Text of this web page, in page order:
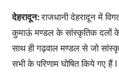
देहरादून:राजधानी देहरादून में
कुमाऊं मण्डल के सांस्कृतिक दलों
साथ ही गढ़वाल मण्डल से जो
सभी के परिणाम घोषित किये गए हैं I